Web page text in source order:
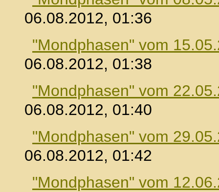
06.08.2012, 01:36
"Mondphasen" vom
06.08.2012, 01:38
"Mondphasen" vom
06.08.2012, 01:40
"Mondphasen" vom
06.08.2012, 01:42
"Mondphasen" vom